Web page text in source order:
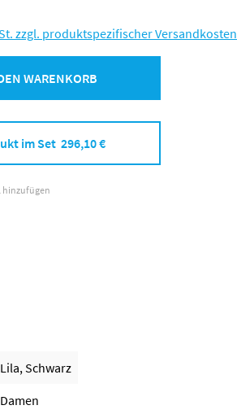
zzgl. produktspezifischer Versandkosten
WARENKORB
im Set 296,10 €
hinzufügen
Lila, Schwarz
Damen